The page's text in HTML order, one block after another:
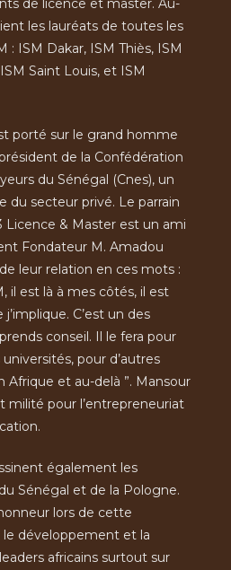
de licence et master. Au-
les lauréats de toutes les
: ISM Dakar, ISM Thiès, ISM
Saint Louis, et ISM
porté sur le grand homme
de la Confédération
du Sénégal (Cnes), un
du secteur privé. Le parrain
Licence & Master est un ami
Fondateur M. Amadou
leur relation en ces mots :
il est là à mes côtés, il est
C’est un des
conseil. Il le fera pour
pour d’autres
Afrique et au-delà ”. Mansour
milité pour l’entrepreneuriat
également les
Sénégal et de la Pologne.
lors de cette
le développement et la
africains surtout sur